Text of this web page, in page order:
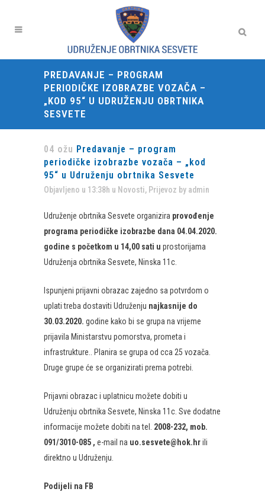
PREDAVANJE – PROGRAM
PERIODIČKE IZOBRAZBE VOZAČA –
„KOD 95“ U UDRUŽENJU OBRTNIKA
SESVETE
04 ožu Predavanje – program
periodičke izobrazbe vozača – „kod
95“ u Udruženju obrtnika Sesvete
Objavljeno u 13:38h u Novosti, Prijevoz by admin
Udruženje obrtnika Sesvete organizira provođenje
programa periodičke izobrazbe dana 04.04.2020.
godine s početkom u 14,00 sati u prostorijama
Udruženja obrtnika Sesvete, Ninska 11c.
Ispunjeni prijavni obrazac zajedno sa potvrdom o
uplati treba dostaviti Udruženju najkasnije do
30.03.2020. godine kako bi se grupa na vrijeme
prijavila Ministarstvu pomorstva, prometa i
infrastrukture.. Planira se grupa od cca 25 vozača.
Druge grupe će se organizirati prema potrebi.
Prijavni obrazac i uplatnicu možete dobiti u
Udruženju obrtnika Sesvete, Ninska 11c. Sve dodatne
informacije možete dobiti na tel.
2008-232, mob.
091/3010-085 , e-mail na uo.sesvete@hok.hrili
direktno u Udruženju.
Podijeli na FB